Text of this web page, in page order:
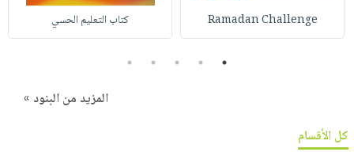
Ramadan Challenge كتاب التعليم الحسي
1
2
3
4
5
المزيد من البنود »
كل الأقسام